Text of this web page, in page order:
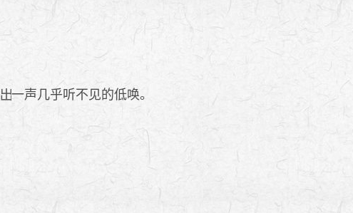
一声几乎听不见的低唤。